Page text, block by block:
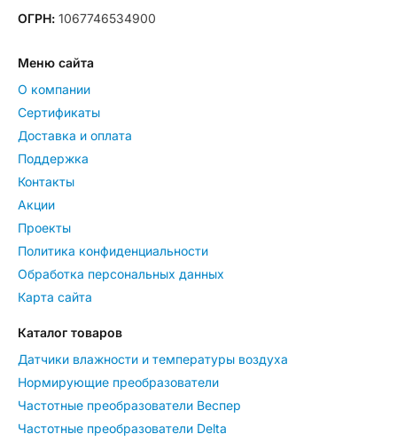
ОГРН: 1067746534900
Меню сайта
О компании
Сертификаты
Доставка и оплата
Поддержка
Контакты
Акции
Проекты
Политика конфиденциальности
Обработка персональных данных
Карта сайта
Каталог товаров
Датчики влажности и температуры воздуха
Нормирующие преобразователи
Частотные преобразователи Веспер
Частотные преобразователи Delta